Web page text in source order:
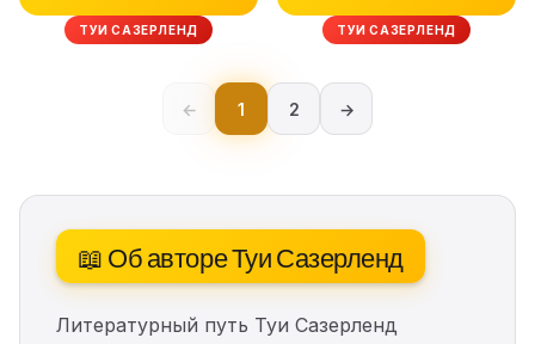
ТУИ САЗЕРЛЕНД ТУИ САЗЕРЛЕНД
← 1 2 →
📖 Об авторе Туи Сазерленд
Литературный путь Туи Сазерленд